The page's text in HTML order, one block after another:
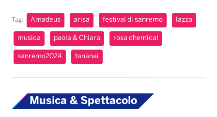
Tag: Amadeus arisa festival di sanremo lazza
musica paola & Chiara rosa chemical
sanremo2024 tananai
Musica & Spettacolo